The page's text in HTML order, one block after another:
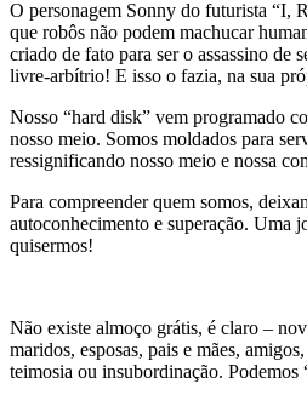
O personagem Sonny do futurista “I,
que robôs não podem machucar
criado de fato para ser o assassino de
livre-arbítrio! E isso o fazia, na sua
Nosso “hard disk” vem programado
nosso meio. Somos moldados para
ressignificando nosso meio e nossa
Para compreender quem somos,
autoconhecimento e superação. Uma
quisermos!
Não existe almoço grátis, é claro –
maridos, esposas, pais e mães,
teimosia ou insubordinação. Podemos